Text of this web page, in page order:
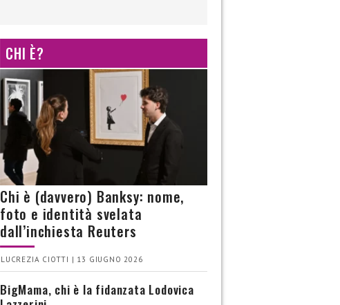
CHI È?
Chi è (davvero) Banksy: nome,
foto e identità svelata
dall’inchiesta Reuters
LUCREZIA CIOTTI | 13 GIUGNO 2026
BigMama, chi è la fidanzata Lodovica